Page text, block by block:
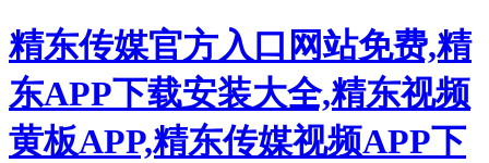
精东传媒官方入口网站免费,精
东APP下载安装大全,精东视频
黄板APP,精东传媒视频APP下